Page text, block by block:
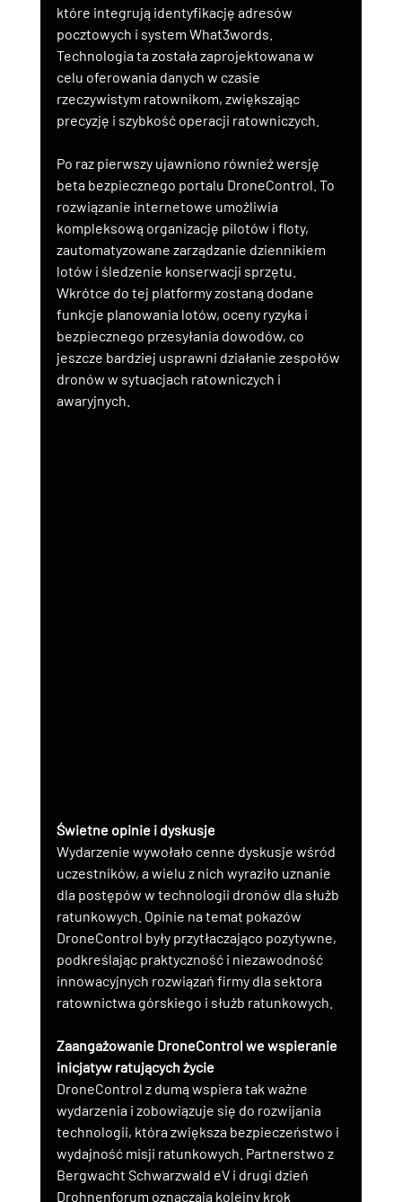
które integrują identyfikację adresów
pocztowych i system What3words.
Technologia ta została zaprojektowana w
celu oferowania danych w czasie
rzeczywistym ratownikom, zwiększając
precyzję i szybkość operacji ratowniczych.
Po raz pierwszy ujawniono również wersję
beta bezpiecznego portalu DroneControl. To
rozwiązanie internetowe umożliwia
kompleksową organizację pilotów i floty,
zautomatyzowane zarządzanie dziennikiem
lotów i śledzenie konserwacji sprzętu.
Wkrótce do tej platformy zostaną dodane
funkcje planowania lotów, oceny ryzyka i
bezpiecznego przesyłania dowodów, co
jeszcze bardziej usprawni działanie zespołów
dronów w sytuacjach ratowniczych i
awaryjnych.
Świetne opinie i dyskusje
Wydarzenie wywołało cenne dyskusje wśród
uczestników, a wielu z nich wyraziło uznanie
dla postępów w technologii dronów dla służb
ratunkowych. Opinie na temat pokazów
DroneControl były przytłaczająco pozytywne,
podkreślając praktyczność i niezawodność
innowacyjnych rozwiązań firmy dla sektora
ratownictwa górskiego i służb ratunkowych.
Zaangażowanie DroneControl we wspieranie
inicjatyw ratujących życie
DroneControl z dumą wspiera tak ważne
wydarzenia i zobowiązuje się do rozwijania
technologii, która zwiększa bezpieczeństwo i
wydajność misji ratunkowych. Partnerstwo z
Bergwacht Schwarzwald eV i drugi dzień
Drohnenforum oznaczają kolejny krok